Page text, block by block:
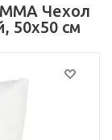
Чехол
50x50 см